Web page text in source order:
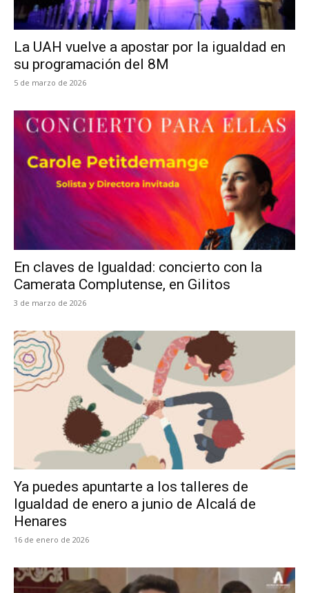
La UAH vuelve a apostar por la igualdad en
su programación del 8M
5 de marzo de 2026
En claves de Igualdad: concierto con la
Camerata Complutense, en Gilitos
3 de marzo de 2026
Ya puedes apuntarte a los talleres de
Igualdad de enero a junio de Alcalá de
Henares
16 de enero de 2026